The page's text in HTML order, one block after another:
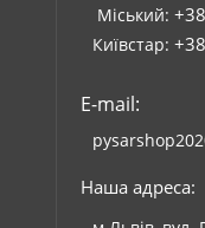
Міський:
Київстар:
E-mail:
Наша адреса: